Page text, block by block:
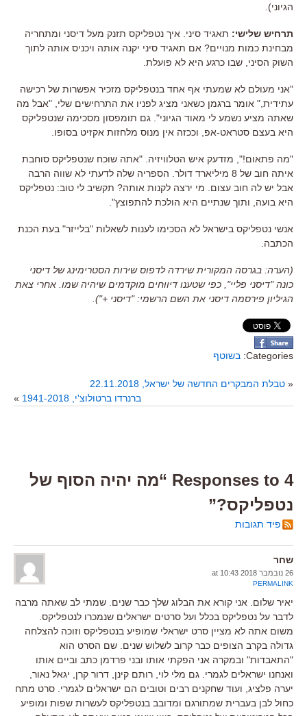
הגיוני).
תרחיש שלישי: תאגיד סיני
איך נטפליקס תזנק מעל דיסני ומתחריה
מבחינת כמות מנויים? אם תאגיד סיני יקנה אותה ויכניס אותה לתוך
השוק הסיני שבו כרגע היא לא פועלת
"אני מעולם לא שמעתי אף אחד בנטפליקס מזכיר אפשרות של רכישה
עתידית ," אומר ברגמן כשאני מציג לפניו את התרחישים שלי , "אבל מה
שאתה מציע נשמע לי מאוד הגיוני". גם תומפסון מסכימה שנטפליקס
היא בעצם סטראט-אפ, וככזה אין מנוס מלחזות אקזיט בסופו.
"מה פתאום!", מזדעק איש הטלוויזיה . "אתה שוכח שנטפליקס סוחבת
איתה חוב של 8 מיליארד דולר הספריה שלה לדעתי לא שווה הרבה
אבל יש לה חוב עצום
מי ירצה לקנות אותה? תקשיב לי טוב: נטפליקס
היא בועה
ותוך שנתיים היא הולכת להתפוצץ".
אנשי נטפליקס בישראל לא הסכימו לענות לשאלות "בלייזר" בעת הכנת
הכתבה
(הערה: בגרסה המקורית שירדה לדפוס שירות הסטרימינג של דיסני
כונה "דיסני פליי", כפי שטענו דיווחים מוקדמים שיהיה שמו. אחרי צאת
הגיליון פירסמה דיסני את השם הרשמי: "דיסני +").
Categories: בשוטף
« טבלת המבקרים החדשה של ישראל, 22.11.2018
ברנרדו ברטולוצ'י, 1941-2018
»
4 Responses to “מה יהיה הסוף של
נטפליקס?”
פיד תגובות
שחר
26 נובמבר 2018 at 10:43
PERMALINK
יאיר שלום. אני קורא את הבלוג שלך כבר שנים. שמתי לב שאתה מרבה
לדבר על נטפליקס בכלל ועל סרטים ישראלים שנמכרו לנטפליקס.
משום אתה לא מציין סרט ישראלי שמופיע בנטפליקס וזוכה להצלחה
גדולה בקרב הצופים כבר קרוב לשלוש שנים. שם הסרט הוא
"התאבדות" ובמקרה אני הפקתי אותו ובני פרדמן כתב וביים אותו
ואנחנו ישראלים לגמרי. גם מלי לוי, רותם קינן, דרור קרן, יגאל נאור,
יערה פלציג, ועוד שחקנים רבים וטובים הם ישראלים לגמרי. סרט מתח
כחול לבן בעברית שמתורגם ומדובב בנטפליקס לעשרות שפות ומופיע